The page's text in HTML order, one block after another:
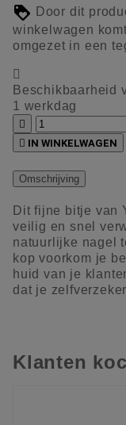
Door dit
winkelwagen
omgezet in een

Beschikbaarheid
1 werkdag

 IN WINKELWAGEN
Omschrijving
Dit fijne bitje van
veilig en snel
natuurlijke nagel
kop voorkom je
huid van je
dat je
Klanten